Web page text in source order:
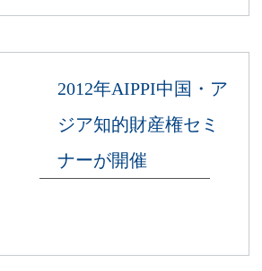
2012年AIPPI中国・ア
ジア知的財産権セミ
ナーが開催